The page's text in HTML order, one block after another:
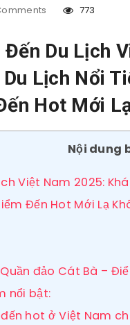
773
Du Lịch
Lịch Nổi
Hot Mới
Nội dung
Việt Nam 2025:
Đến Hot Mới Lạ
Quần đảo Cát Bà –
nổi bật:
hot ở Việt Nam